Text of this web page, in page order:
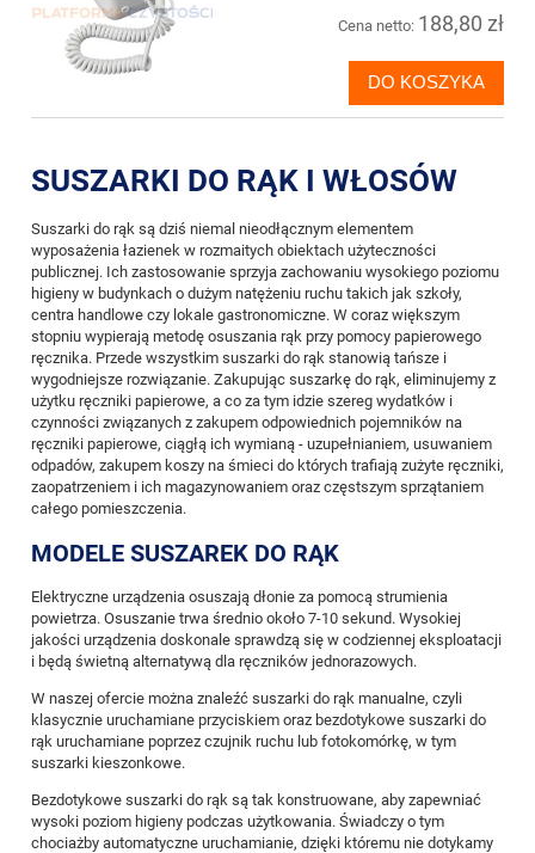
Cena netto: 188,80 zł
DO KOSZYKA
SUSZARKI DO RĄK I WŁOSÓW
Suszarki do rąk są dziś niemal nieodłącznym elementem
wyposażenia łazienek w rozmaitych obiektach użyteczności
publicznej. Ich zastosowanie sprzyja zachowaniu wysokiego poziomu
higieny w budynkach o dużym natężeniu ruchu takich jak szkoły,
centra handlowe czy lokale gastronomiczne. W coraz większym
stopniu wypierają metodę osuszania rąk przy pomocy papierowego
ręcznika. Przede wszystkim suszarki do rąk stanowią tańsze i
wygodniejsze rozwiązanie. Zakupując suszarkę do rąk, eliminujemy z
użytku ręczniki papierowe, a co za tym idzie szereg wydatków i
czynności związanych z zakupem odpowiednich pojemników na
ręczniki papierowe, ciągłą ich wymianą - uzupełnianiem, usuwaniem
odpadów, zakupem koszy na śmieci do których trafiają zużyte ręczniki,
zaopatrzeniem i ich magazynowaniem oraz częstszym sprzątaniem
całego pomieszczenia.
MODELE SUSZAREK DO RĄK
Elektryczne urządzenia osuszają dłonie za pomocą strumienia
powietrza. Osuszanie trwa średnio około 7-10 sekund. Wysokiej
jakości urządzenia doskonale sprawdzą się w codziennej eksploatacji
i będą świetną alternatywą dla ręczników jednorazowych.
W naszej ofercie można znaleźć suszarki do rąk manualne, czyli
klasycznie uruchamiane przyciskiem oraz bezdotykowe suszarki do
rąk uruchamiane poprzez czujnik ruchu lub fotokomórkę, w tym
suszarki kieszonkowe.
Bezdotykowe suszarki do rąk są tak konstruowane, aby zapewniać
wysoki poziom higieny podczas użytkowania. Świadczy o tym
chociażby automatyczne uruchamianie, dzięki któremu nie dotykamy